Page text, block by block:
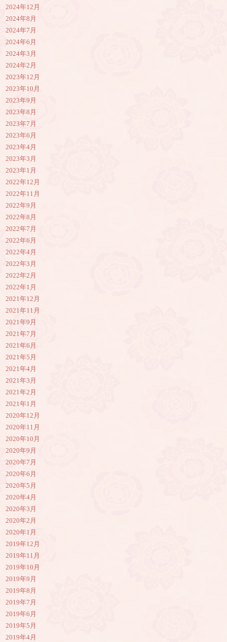
2024年12月
2024年8月
2024年7月
2024年6月
2024年3月
2024年2月
2023年12月
2023年10月
2023年9月
2023年8月
2023年7月
2023年6月
2023年4月
2023年3月
2023年1月
2022年12月
2022年11月
2022年9月
2022年8月
2022年7月
2022年6月
2022年4月
2022年3月
2022年2月
2022年1月
2021年12月
2021年11月
2021年9月
2021年7月
2021年6月
2021年5月
2021年4月
2021年3月
2021年2月
2021年1月
2020年12月
2020年11月
2020年10月
2020年9月
2020年7月
2020年6月
2020年5月
2020年4月
2020年3月
2020年2月
2020年1月
2019年12月
2019年11月
2019年10月
2019年9月
2019年8月
2019年7月
2019年6月
2019年5月
2019年4月